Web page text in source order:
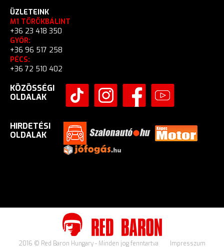
ÜZLETEINK
M1 TÖRÖKBÁLINT
+36 23 418 350
GYŐR:
+36 96 517 258
PÉCS:
+36 72 510 402
KÖZÖSSÉGI
OLDALAK
HIRDETÉSI
OLDALAK
2016 © Red Baron Hungary - Minden jog fenntartva Impresszum